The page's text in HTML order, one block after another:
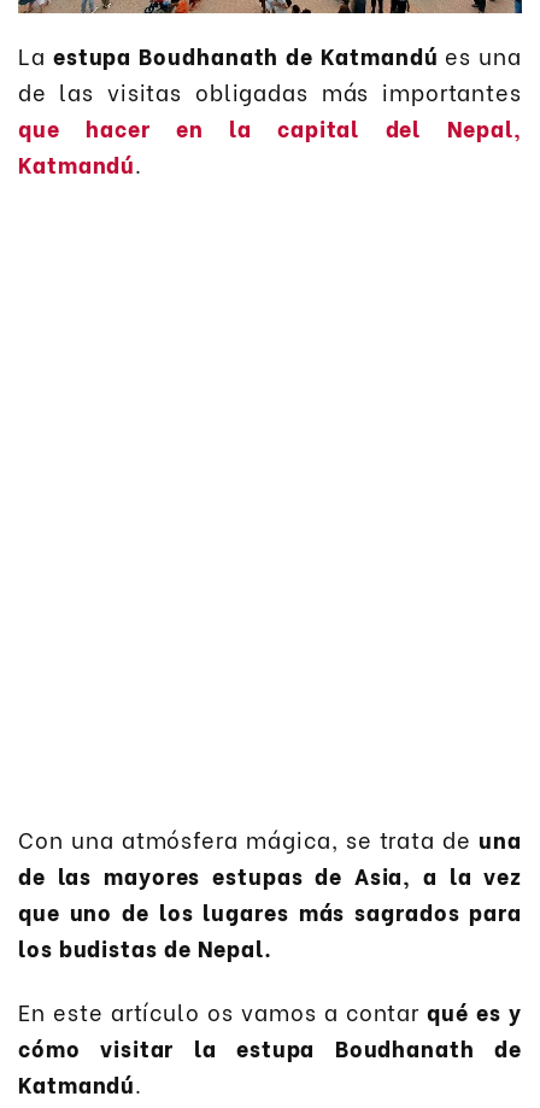
La estupa Boudhanath de Katmandú es una
de las visitas obligadas más importantes
que hacer en la capital del Nepal,
Katmandú.
Con una atmósfera mágica, se trata de una
de las mayores estupas de Asia, a la vez
que uno de los lugares más sagrados para
los budistas de Nepal.
En este artículo os vamos a contarqué es y
cómo visitar la estupa Boudhanath de
Katmandú.